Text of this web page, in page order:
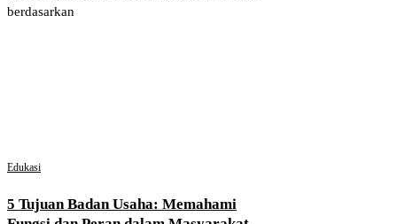
berdasarkan
Edukasi
5 Tujuan Badan Usaha: Memahami